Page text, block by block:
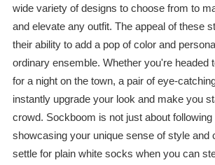
wide variety of designs to choose from to
and elevate any outfit. The appeal of these
their ability to add a pop of color and
ordinary ensemble. Whether you're headed
for a night on the town, a pair of eye-
instantly upgrade your look and make you
crowd. Sockboom is not just about
showcasing your unique sense of style and
settle for plain white socks when you can